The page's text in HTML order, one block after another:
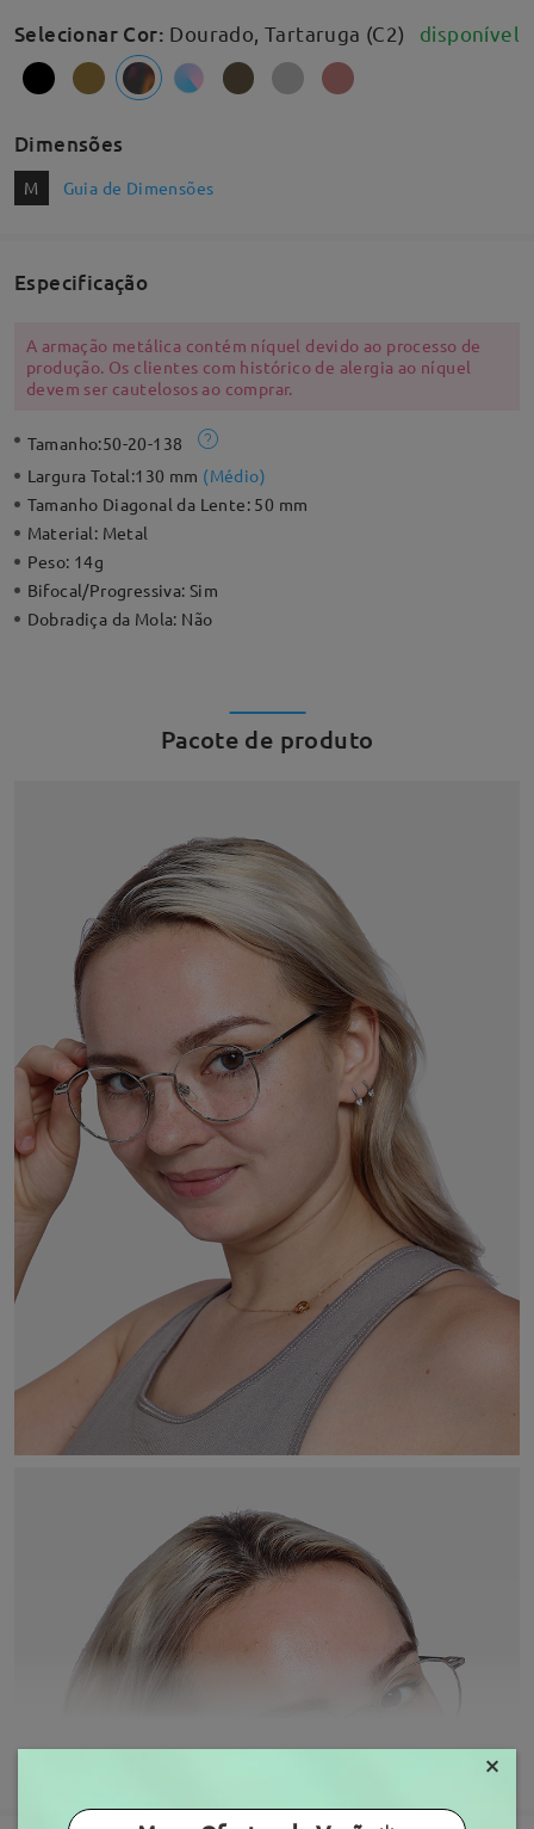
Selecionar Cor: Dourado, Tartaruga (C2) disponível
Dimensões
M Guia de Dimensões
Especificação
A armação metálica contém níquel devido ao processo de
produção. Os clientes com histórico de alergia ao níquel
devem ser cautelosos ao comprar.
Tamanho:50-20-138
Largura Total:130 mm (Médio)
Tamanho Diagonal da Lente: 50 mm
Material: Metal
Peso: 14g
Bifocal/Progressiva:Sim
Dobradiça da Mola: Não
Pacote de produto
×